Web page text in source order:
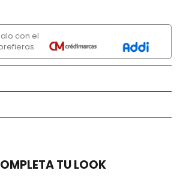
con el
TU LOOK